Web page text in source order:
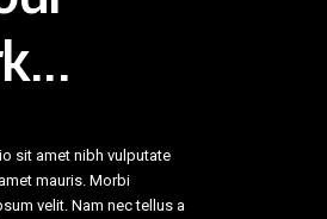
sit amet nibh vulputate
mauris. Morbi
velit. Nam nec tellus a